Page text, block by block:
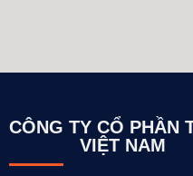
CÔNG TY CỔ PHẦN
VIỆT NAM